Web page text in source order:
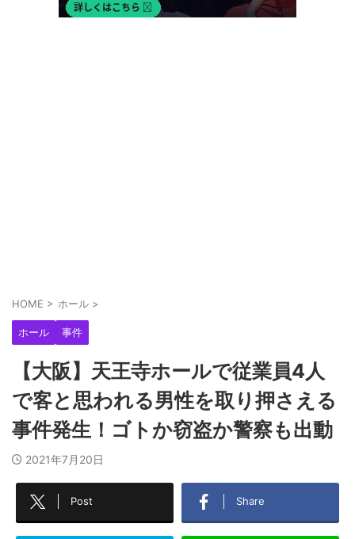
HOME > ホール >
ホール 事件
【大阪】天王寺ホールで従業員4人
で客と思われる男性を取り押さえる
事件発生！ゴトか窃盗か警察も出動
2021年7月20日
Post Share